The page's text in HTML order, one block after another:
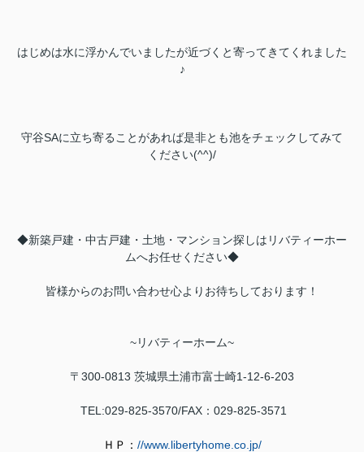
はじめは水に浮かんでいましたが近づくと寄ってきてくれました
♪
守谷SAに立ち寄ることがあれば是非とも池をチェックしてみて
ください(^^)/
◆新築戸建・中古戸建・土地・マンション探しはリバティーホー
ムへお任せください◆
皆様からのお問い合わせ心よりお待ちしております！
~リバティーホーム~
〒300-0813 茨城県土浦市富士崎1-12-6-203
TEL:029-825-3570/FAX：029-825-3571
ＨＰ： //www.libertyhome.co.jp/